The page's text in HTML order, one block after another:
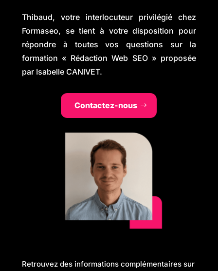
Thibaud, votre interlocuteur privilégié chez
Formaseo, se tient à votre disposition pour
répondre à toutes vos questions sur la
formation « Rédaction Web SEO » proposée
par Isabelle CANIVET.
Contactez-nous
Retrouvez des informations complémentaires sur